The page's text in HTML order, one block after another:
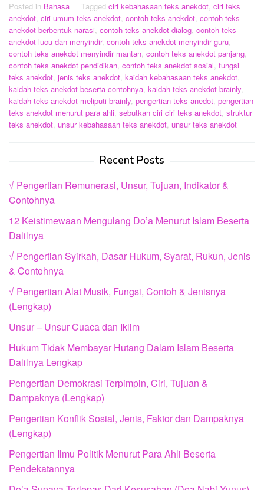
Posted in Bahasa Tagged ciri kebahasaan teks anekdot, ciri teks
anekdot, ciri umum teks anekdot, contoh teks anekdot, contoh teks
anekdot berbentuk narasi, contoh teks anekdot dialog, contoh teks
anekdot lucu dan menyindir, contoh teks anekdot menyindir guru,
contoh teks anekdot menyindir mantan, contoh teks anekdot panjang,
contoh teks anekdot pendidikan, contoh teks anekdot sosial, fungsi
teks anekdot, jenis teks anekdot, kaidah kebahasaan teks anekdot,
kaidah teks anekdot beserta contohnya, kaidah teks anekdot brainly,
kaidah teks anekdot meliputi brainly, pengertian teks anedot, pengertian
teks anekdot menurut para ahli, sebutkan ciri ciri teks anekdot, struktur
teks anekdot, unsur kebahasaan teks anekdot, unsur teks anekdot
Recent Posts
√ Pengertian Remunerasi, Unsur, Tujuan, Indikator &
Contohnya
12 Keistimewaan Mengulang Do’a Menurut Islam Beserta
Dalilnya
√ Pengertian Syirkah, Dasar Hukum, Syarat, Rukun, Jenis
& Contohnya
√ Pengertian Alat Musik, Fungsi, Contoh & Jenisnya
(Lengkap)
Unsur – Unsur Cuaca dan Iklim
Hukum Tidak Membayar Hutang Dalam Islam Beserta
Dalilnya Lengkap
Pengertian Demokrasi Terpimpin, Ciri, Tujuan &
Dampaknya (Lengkap)
Pengertian Konflik Sosial, Jenis, Faktor dan Dampaknya
(Lengkap)
Pengertian Ilmu Politik Menurut Para Ahli Beserta
Pendekatannya